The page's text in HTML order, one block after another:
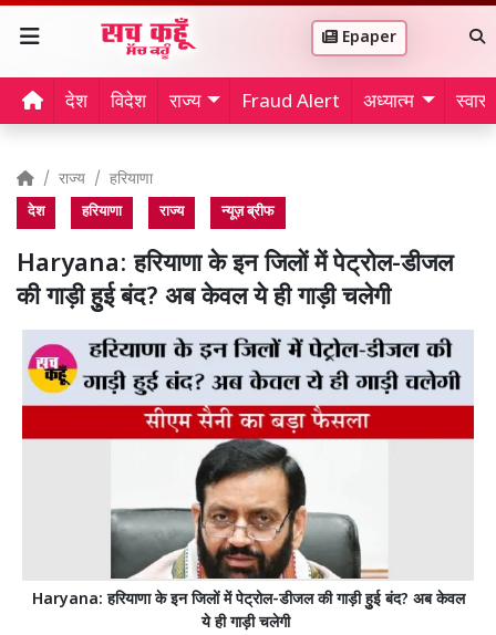
Epaper
देश विदेश राज्य Fraud Alert अध्यात्म
राज्य हरियाणा
देश हरियाणा राज्य न्यूज़ ब्रीफ
Haryana: हरियाणा के इन जिलों में पेट्रोल-डीजल
की गाड़ी हुुई बंद? अब केवल ये ही गाड़ी चलेगी
Haryana: हरियाणा के इन जिलों में पेट्रोल-डीजल की गाड़ी हुुई बंद? अब केवल
ये ही गाड़ी चलेगी